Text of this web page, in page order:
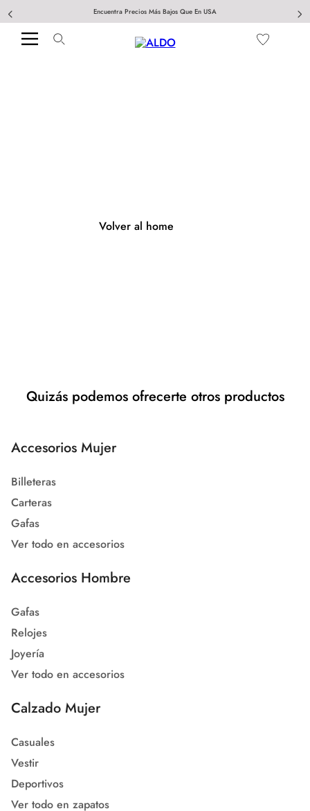
Encuentra Precios Más Bajos Que En USA
Volver al home
Quizás podemos ofrecerte otros productos
Accesorios Mujer
Billeteras
Carteras
Gafas
Ver todo en accesorios
Accesorios Hombre
Gafas
Relojes
Joyería
Ver todo en accesorios
Calzado Mujer
Casuales
Vestir
Deportivos
Ver todo en zapatos